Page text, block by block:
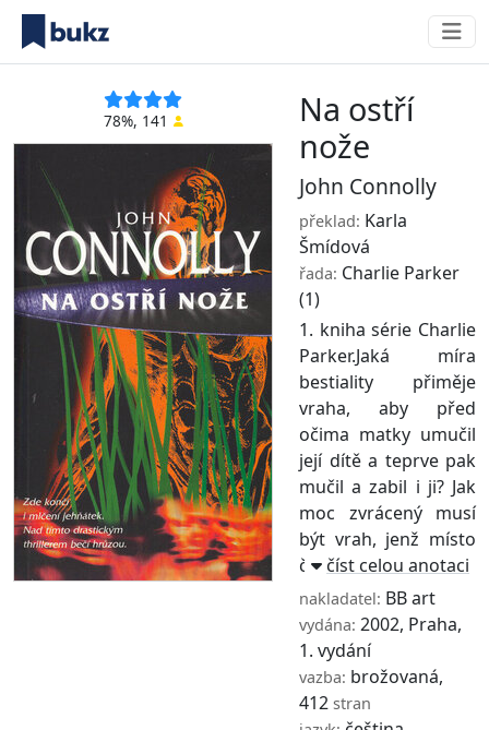
78%, 141
Na ostří
nože
John Connolly
překlad: Karla
Šmídová
řada: Charlie Parker
(1)
1. kniha série Charlie
Parker.Jaká míra
bestiality přiměje
vraha, aby před
očima matky umučil
její dítě a teprve pak
mučil a zabil i ji? Jak
moc zvrácený musí
být vrah, jenž místo
činu naaranžuje ...
číst celou anotaci
nakladatel: BB art
vydána: 2002, Praha,
1. vydání
vazba: brožovaná,
412 stran